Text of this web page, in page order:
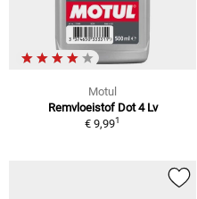
Motul
Remvloeistof Dot 4 Lv
€ 9,991